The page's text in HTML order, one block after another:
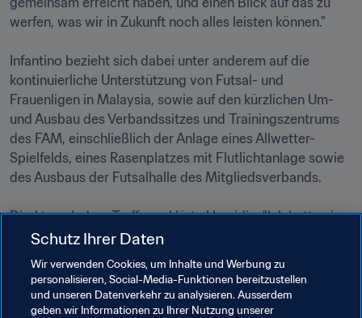
werfen, was wir in Zukunft noch alles leisten können."
Infantino bezieht sich dabei unter anderem auf die
kontinuierliche Unterstützung von Futsal- und
Frauenligen in Malaysia, sowie auf den kürzlichen Um-
und Ausbau des Verbandssitzes und Trainingszentrums
des FAM, einschließlich der Anlage eines Allwetter-
Spielfelds, eines Rasenplatzes mit Flutlichtanlage sowie
des Ausbaus der Futsalhalle des Mitgliedsverbands.
Direkt nach dem Treffen erklärte Hamidin: "Ich hatte ein
sehr fruchtbares Treffen mit Präsident Infantino. Der
Präsidenten willkommen. Beim heutigen wichtigen
Schutz Ihrer Daten
Wir verwenden Cookies, um Inhalte und Werbung zu
personalisieren, Social-Media-Funktionen bereitzustellen
und unseren Datenverkehr zu analysieren. Ausserdem
geben wir Informationen zu Ihrer Nutzung unserer